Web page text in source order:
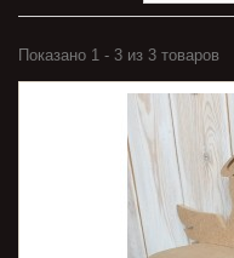
Показано 1 - 3 из 3 товаров